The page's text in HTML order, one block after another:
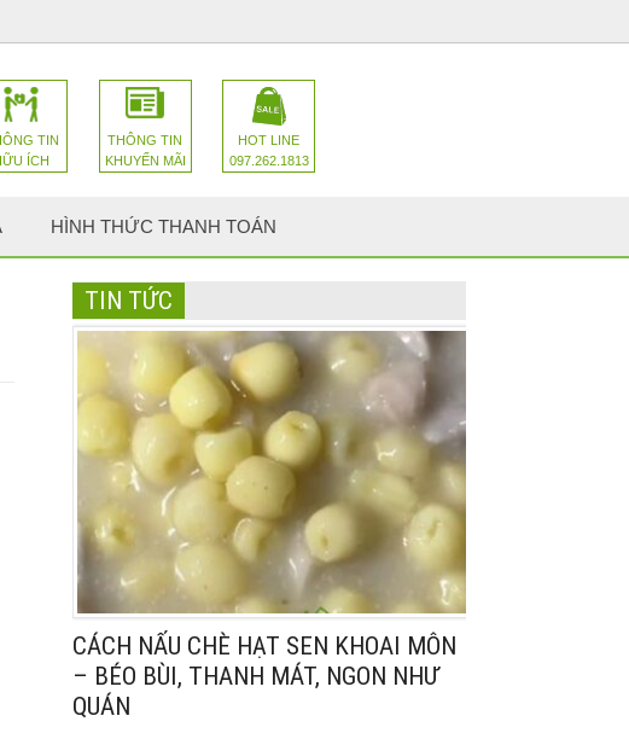
TIN
ÍCH
THÔNG TIN
KHUYẾN MÃI
HOT LINE
097.262.1813
HÌNH THỨC THANH TOÁN
TIN TỨC
CÁCH NẤU CHÈ HẠT SEN KHOAI MÔN
– BÉO BÙI, THANH MÁT, NGON NHƯ
QUÁN